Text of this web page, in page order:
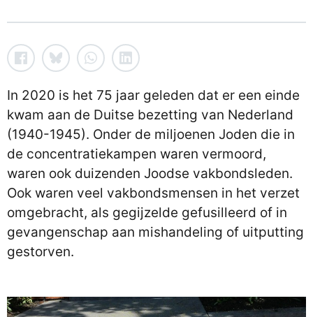
In 2020 is het 75 jaar geleden dat er een einde
kwam aan de Duitse bezetting van Nederland
(1940-1945). Onder de miljoenen Joden die in
de concentratiekampen waren vermoord,
waren ook duizenden Joodse vakbondsleden.
Ook waren veel vakbondsmensen in het verzet
omgebracht, als gegijzelde gefusilleerd of in
gevangenschap aan mishandeling of uitputting
gestorven.